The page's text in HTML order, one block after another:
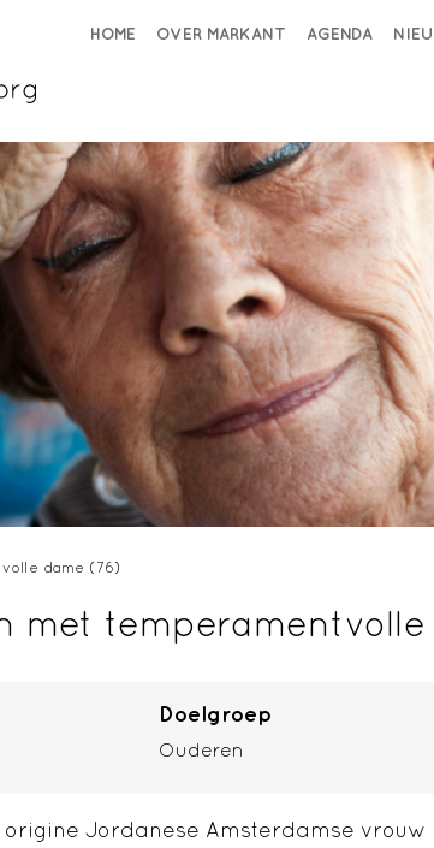
HOME OVER MARKANT AGENDA
dame (76)
met
Doelgroep
Ouderen
Jordanese Amsterdamse